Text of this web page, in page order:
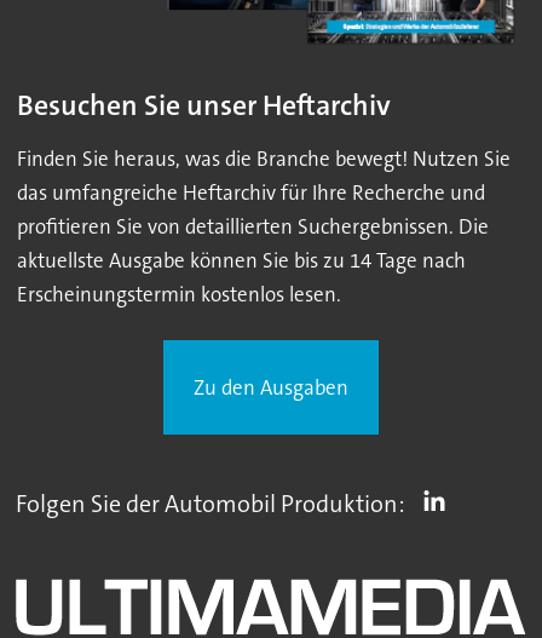
Besuchen Sie unser Heftarchiv
Finden Sie heraus, was die Branche bewegt! Nutzen Sie
das umfangreiche Heftarchiv für Ihre Recherche und
profitieren Sie von detaillierten Suchergebnissen. Die
aktuellste Ausgabe können Sie bis zu 14 Tage nach
Erscheinungstermin kostenlos lesen.
Zu den Ausgaben
Folgen Sie der Automobil Produktion: